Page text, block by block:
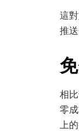
這
推
相
零
上